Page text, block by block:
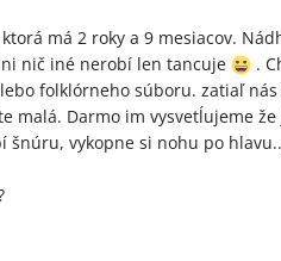
má 2 roky a 9 mesiacov.
nič iné nerobí len tancuje
.
folklórneho súboru. zatiaľ
malá. Darmo im vysvetĺujeme
šnúru, vykopne si nohu po